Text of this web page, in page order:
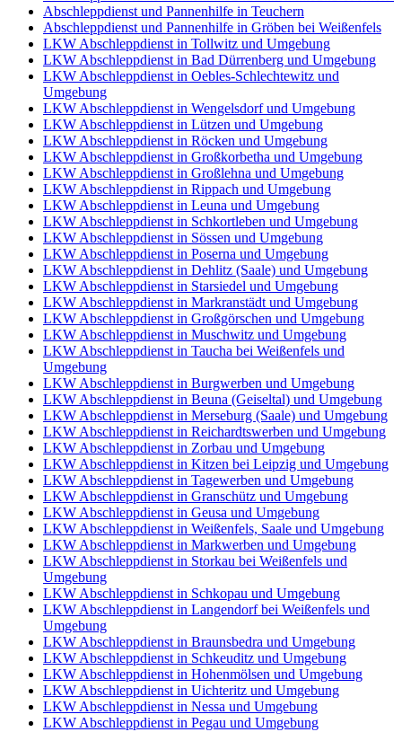
Abschleppdienst und Pannenhilfe in Teuchern
Abschleppdienst und Pannenhilfe in Gröben bei Weißenfels
LKW Abschleppdienst in Tollwitz und Umgebung
LKW Abschleppdienst in Bad Dürrenberg und Umgebung
LKW Abschleppdienst in Oebles-Schlechtewitz und
Umgebung
LKW Abschleppdienst in Wengelsdorf und Umgebung
LKW Abschleppdienst in Lützen und Umgebung
LKW Abschleppdienst in Röcken und Umgebung
LKW Abschleppdienst in Großkorbetha und Umgebung
LKW Abschleppdienst in Großlehna und Umgebung
LKW Abschleppdienst in Rippach und Umgebung
LKW Abschleppdienst in Leuna und Umgebung
LKW Abschleppdienst in Schkortleben und Umgebung
LKW Abschleppdienst in Sössen und Umgebung
LKW Abschleppdienst in Poserna und Umgebung
LKW Abschleppdienst in Dehlitz (Saale) und Umgebung
LKW Abschleppdienst in Starsiedel und Umgebung
LKW Abschleppdienst in Markranstädt und Umgebung
LKW Abschleppdienst in Großgörschen und Umgebung
LKW Abschleppdienst in Muschwitz und Umgebung
LKW Abschleppdienst in Taucha bei Weißenfels und
Umgebung
LKW Abschleppdienst in Burgwerben und Umgebung
LKW Abschleppdienst in Beuna (Geiseltal) und Umgebung
LKW Abschleppdienst in Merseburg (Saale) und Umgebung
LKW Abschleppdienst in Reichardtswerben und Umgebung
LKW Abschleppdienst in Zorbau und Umgebung
LKW Abschleppdienst in Kitzen bei Leipzig und Umgebung
LKW Abschleppdienst in Tagewerben und Umgebung
LKW Abschleppdienst in Granschütz und Umgebung
LKW Abschleppdienst in Geusa und Umgebung
LKW Abschleppdienst in Weißenfels, Saale und Umgebung
LKW Abschleppdienst in Markwerben und Umgebung
LKW Abschleppdienst in Storkau bei Weißenfels und
Umgebung
LKW Abschleppdienst in Schkopau und Umgebung
LKW Abschleppdienst in Langendorf bei Weißenfels und
Umgebung
LKW Abschleppdienst in Braunsbedra und Umgebung
LKW Abschleppdienst in Schkeuditz und Umgebung
LKW Abschleppdienst in Hohenmölsen und Umgebung
LKW Abschleppdienst in Uichteritz und Umgebung
LKW Abschleppdienst in Nessa und Umgebung
LKW Abschleppdienst in Pegau und Umgebung